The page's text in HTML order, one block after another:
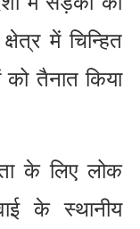
में चिन्हित
को तैनात किया
के लिए लोक
के स्थानीय